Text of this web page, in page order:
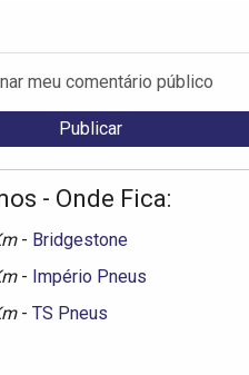
meu comentário público
- Onde Fica:
- Bridgestone
- Império Pneus
- TS Pneus